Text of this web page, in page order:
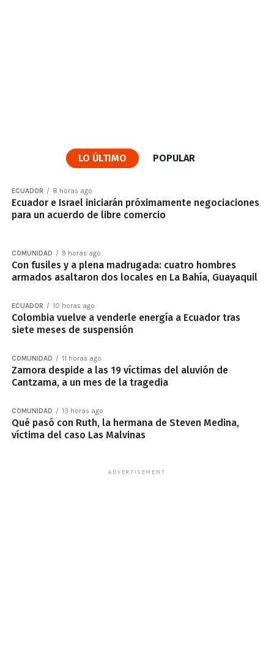
LO ÚLTIMO POPULAR
ECUADOR 8 horas ago
Ecuador e Israel iniciarán próximamente negociaciones
para un acuerdo de libre comercio
COMUNIDAD 9 horas ago
Con fusiles y a plena madrugada: cuatro hombres
armados asaltaron dos locales en La Bahía, Guayaquil
ECUADOR 10 horas ago
Colombia vuelve a venderle energía a Ecuador tras
siete meses de suspensión
COMUNIDAD 11 horas ago
Zamora despide a las 19 víctimas del aluvión de
Cantzama, a un mes de la tragedia
COMUNIDAD 13 horas ago
Qué pasó con Ruth, la hermana de Steven Medina,
víctima del caso Las Malvinas
ADVERTISEMENT